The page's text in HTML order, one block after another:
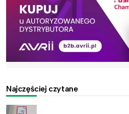
Najczęściej czytane